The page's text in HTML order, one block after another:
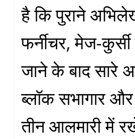
है कि पुराने
फर्नीचर, मेज-
जाने के बाद सारे
ब्लॉक सभागार
तीन आलमारी में